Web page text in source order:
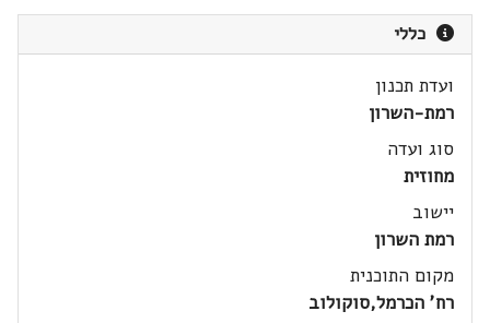
כללי
ועדת תכנון
רמת-השרון
סוג ועדה
מחוזית
יישוב
רמת השרון
מקום התוכנית
רח' הכרמל,סוקולוב